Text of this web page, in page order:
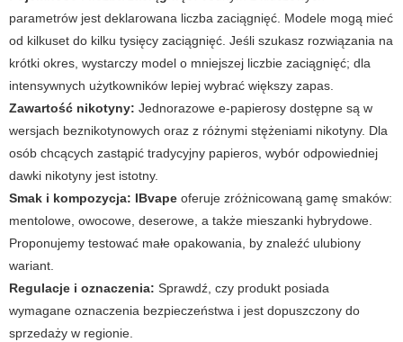
parametrów jest deklarowana liczba zaciągnięć. Modele mogą mieć
od kilkuset do kilku tysięcy zaciągnięć. Jeśli szukasz rozwiązania na
krótki okres, wystarczy model o mniejszej liczbie zaciągnięć; dla
intensywnych użytkowników lepiej wybrać większy zapas.
Zawartość nikotyny: Jednorazowe e-papierosy dostępne są w
wersjach beznikotynowych oraz z różnymi stężeniami nikotyny. Dla
osób chcących zastąpić tradycyjny papieros, wybór odpowiedniej
dawki nikotyny jest istotny.
Smak i kompozycja: IBvape oferuje zróżnicowaną gamę smaków:
mentolowe, owocowe, deserowe, a także mieszanki hybrydowe.
Proponujemy testować małe opakowania, by znaleźć ulubiony
wariant.
Regulacje i oznaczenia: Sprawdź, czy produkt posiada
wymagane oznaczenia bezpieczeństwa i jest dopuszczony do
sprzedaży w regionie.